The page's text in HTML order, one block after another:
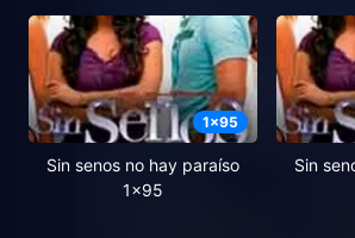
1x95
Sin senos no hay paraíso
1x95
Sin